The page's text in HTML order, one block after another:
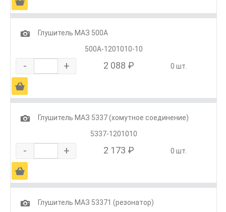
1
Глушитель МАЗ 500А
500А-1201010-10
- + 2 088 ₽ 0 шт.
Ä
1
Глушитель МАЗ 5337 (хомутное соединение)
5337-1201010
- + 2 173 ₽ 0 шт.
Ä
1
Глушитель МАЗ 53371 (резонатор)